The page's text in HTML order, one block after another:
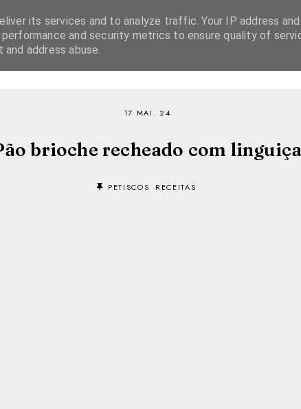
SOBRE RECEITAS
17 MAI. 24
brioche recheado com
PETISCOS RECEITAS
its services and to analyze traffic. Your IP address
and security metrics to ensure quality of
address abuse.